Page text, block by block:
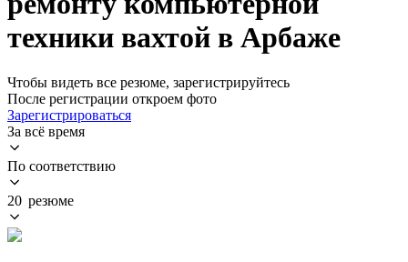
техники вахтой в Арбаже
Чтобы видеть все резюме, зарегистрируйтесь
После регистрации откроем фото
Зарегистрироваться
За всё время
По соответствию
20 резюме